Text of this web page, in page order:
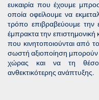
ευκαιρία που έχουμε
οποία οφείλουμε να
τρόπο επιβραβεύουμε την
έμπρακτα την επιστημονική
που κινητοποιούνται από
σωστή αξιοποίηση μπορούν
χώρας και να τη
ανθεκτικότερης ανάπτυξης.